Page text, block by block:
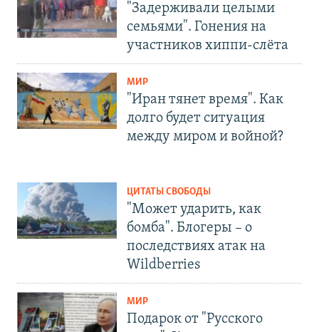
"Задерживали целыми
семьями". Гонения на
участников хиппи-слёта
МИР
"Иран тянет время". Как
долго будет ситуация
между миром и войной?
ЦИТАТЫ СВОБОДЫ
"Может ударить, как
бомба". Блогеры – о
последствиях атак на
Wildberries
МИР
Подарок от "Русского